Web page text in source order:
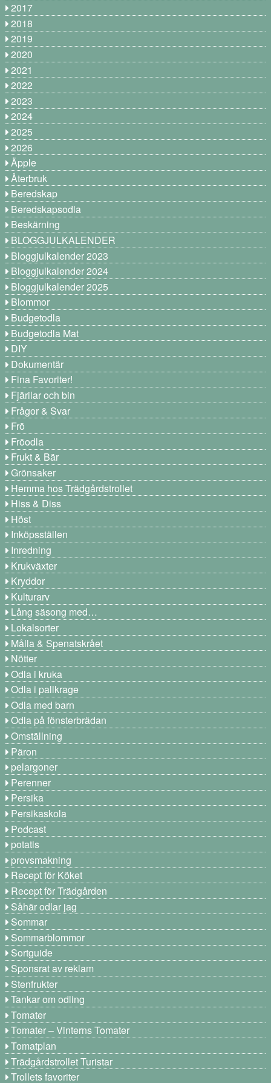
2017
2018
2019
2020
2021
2022
2023
2024
2025
2026
Äpple
Återbruk
Beredskap
Beredskapsodla
Beskärning
BLOGGJULKALENDER
Bloggjulkalender 2023
Bloggjulkalender 2024
Bloggjulkalender 2025
Blommor
Budgetodla
Budgetodla Mat
DIY
Dokumentär
Fina Favoriter!
Fjärilar och bin
Frågor & Svar
Frö
Fröodla
Frukt & Bär
Grönsaker
Hemma hos Trädgårdstrollet
Hiss & Diss
Höst
Inköpsställen
Inredning
Krukväxter
Kryddor
Kulturarv
Lång säsong med…
Lokalsorter
Målla & Spenatskrået
Nötter
Odla i kruka
Odla i pallkrage
Odla med barn
Odla på fönsterbrädan
Omställning
Päron
pelargoner
Perenner
Persika
Persikaskola
Podcast
potatis
provsmakning
Recept för Köket
Recept för Trädgården
Såhär odlar jag
Sommar
Sommarblommor
Sortguide
Sponsrat av reklam
Stenfrukter
Tankar om odling
Tomater
Tomater – Vinterns Tomater
Tomatplan
Trädgårdstrollet Turistar
Trollets favoriter